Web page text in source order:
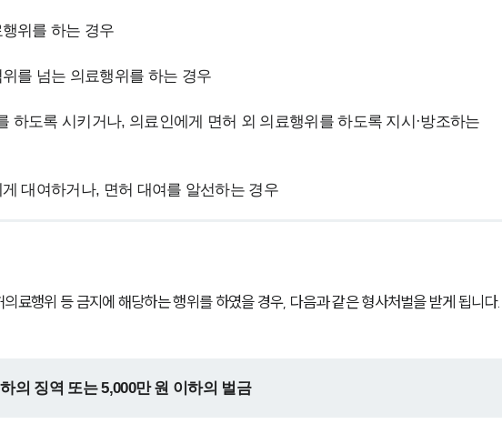
위를 하는 경우
를 넘는 의료행위를 하는 경우
하도록 시키거나, 의료인에게 면허 외 의료행위를 하도록 지시·방조하는
대여하거나, 면허 대여를 알선하는 경우
료행위 등 금지에 해당하는 행위를 하였을 경우, 다음과 같은 형사처벌을 받게 됩니다.
의 징역 또는 5,000만 원 이하의 벌금